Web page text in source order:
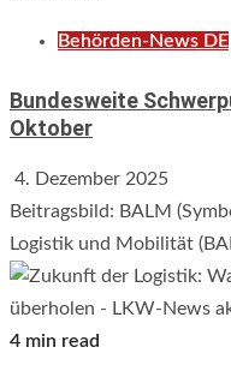
Behörden-News DE
Bundesweite
Oktober
4. Dezember 2025
Beitragsbild: BALM
Logistik und Mobilität
4 min read